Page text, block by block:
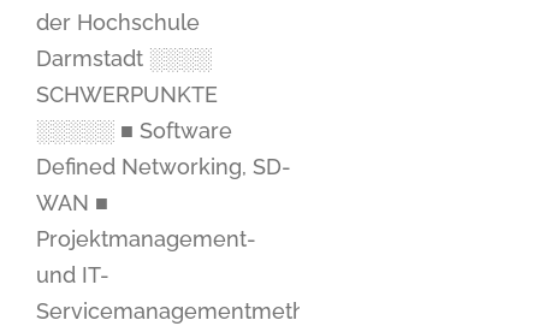
der Hochschule
Darmstadt ░░░░
SCHWERPUNKTE
░░░░░ ■ Software
Defined Networking, SD-
WAN ■
Projektmanagement-
und IT-
Servicemanagementmethoden